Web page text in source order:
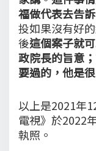
福做代表去告
投如果沒有好
後這個案子就
政院長的旨意
要過的，他是
以上是2021年
電視》於2022
執照。